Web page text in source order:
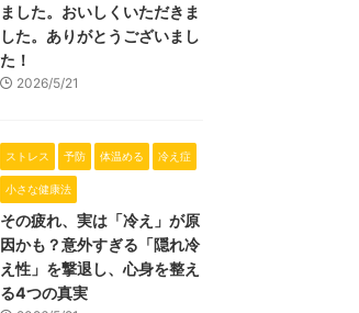
ました。おいしくいただきま
した。ありがとうございまし
た！
2026/5/21
ストレス 予防 体温める 冷え症
小さな健康法
その疲れ、実は「冷え」が原
因かも？意外すぎる「隠れ冷
え性」を撃退し、心身を整え
る4つの真実